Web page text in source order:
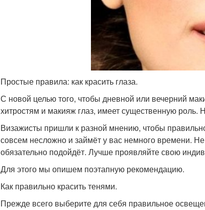
Простые правила: как красить глаза.
С новой целью того, чтобы дневной или вечерний
хитростям и макияж глаз, имеет существенную роль.
Визажисты пришли к разной мнению, чтобы
совсем несложно и займёт у вас немного времени.
обязательно подойдёт. Лучше проявляйте свою
Для этого мы опишем поэтапную рекомендацию.
Как правильно красить тенями.
Прежде всего выберите для себя правильное